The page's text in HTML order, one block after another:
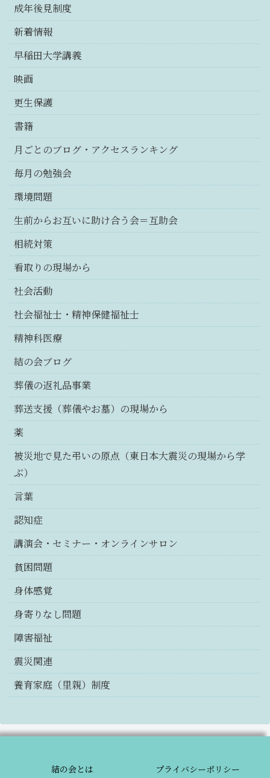
成年後見制度
新着情報
早稲田大学講義
映画
更生保護
書籍
月ごとのブログ・アクセスランキング
毎月の勉強会
環境問題
生前からお互いに助け合う会＝互助会
相続対策
看取りの現場から
社会活動
社会福祉士・精神保健福祉士
精神科医療
結の会ブログ
葬儀の返礼品事業
葬送支援（葬儀やお墓）の現場から
薬
被災地で見た弔いの原点（東日本大震災の現場から学
ぶ）
言葉
認知症
講演会・セミナー・オンラインサロン
貧困問題
身体感覚
身寄りなし問題
障害福祉
震災関連
養育家庭（里親）制度
結の会とは プライバシーポリシー